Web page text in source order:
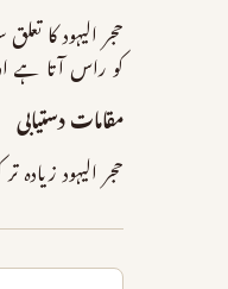
حجر الیہود کا
کو راس آتا ہے
مقامات دستیابی
حجر الیہود